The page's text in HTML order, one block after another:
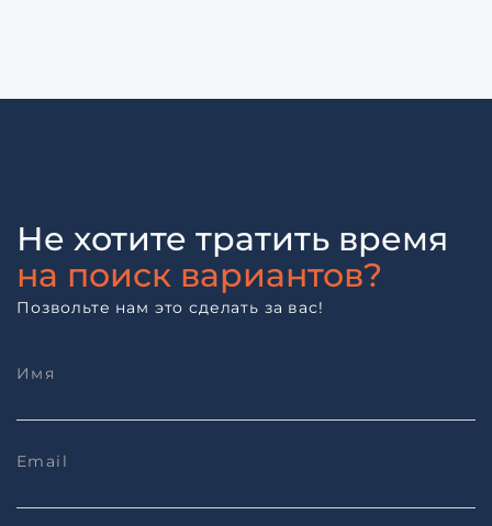
Не хотите тратить время
на поиск вариантов?
Позвольте нам это сделать за вас!